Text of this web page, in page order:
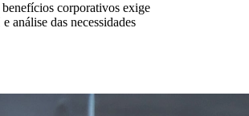
corporativos exige
análise das necessidades